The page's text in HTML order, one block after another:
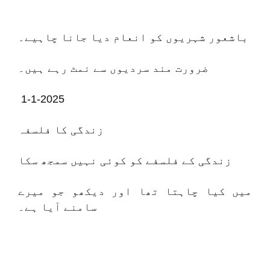
باشعور شہریوں کو انعام دیا جانا چاہیے۔
ضرورت مند سردیوں سے نمٹ رہے ہیں۔
1-1-2025
زندگی کا فلسفہ
زندگی کے فلسفے کو کوئی نہیں سمجھ سکا
میں کیا چاہتا تھا اور دیکھو جو میرے
سامنے آیا ہے۔